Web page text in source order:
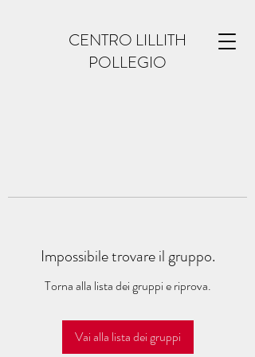
CENTRO LILLITH
POLLEGIO
Impossibile trovare il gruppo.
Torna alla lista dei gruppi e riprova.
Vai alla lista dei gruppi